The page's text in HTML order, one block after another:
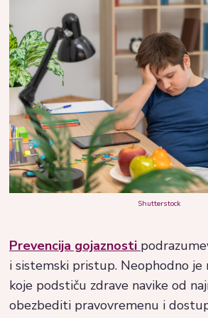
Shutterstock
Prevencija gojaznosti
i sistemski pristup. Neophodno je
koje podstiču zdrave navike od
obezbediti pravovremenu i